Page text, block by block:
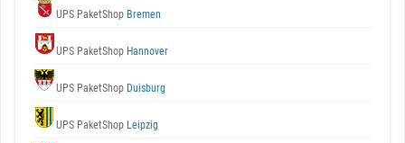
UPS PaketShop Bremen
UPS PaketShop Hannover
UPS PaketShop Duisburg
UPS PaketShop Leipzig